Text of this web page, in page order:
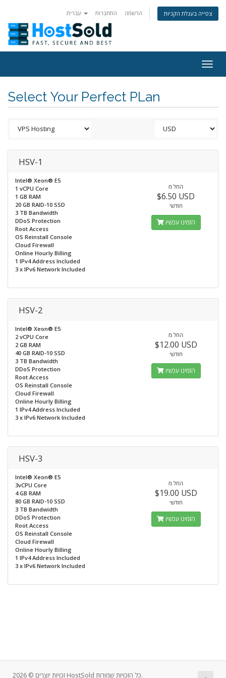
התחברות הרשמה צפייה בעגלת הקניות
Select Your Perfect PLan
HSV-1
Intel® Xeon® E5
1 vCPU Core
1 GB RAM
20 GB RAID-10 SSD
3 TB Bandwidth
DDoS Protection
Root Access
OS Reinstall Console
Cloud Firewall
Online Hourly Billing
1 IPv4 Address Included
3 x IPv6 Network Included
החל מ
$6.50 USD
חודשי
הזמינו עכשיו
HSV-2
Intel® Xeon® E5
2 vCPU Core
2 GB RAM
40 GB RAID-10 SSD
3 TB Bandwidth
DDoS Protection
Root Access
OS Reinstall Console
Cloud Firewall
Online Hourly Billing
1 IPv4 Address Included
3 x IPv6 Network Included
החל מ
$12.00 USD
חודשי
הזמינו עכשיו
HSV-3
Intel® Xeon® E5
3vCPU Core
4 GB RAM
80 GB RAID-10 SSD
3 TB Bandwidth
DDoS Protection
Root Access
OS Reinstall Console
Cloud Firewall
Online Hourly Billing
1 IPv4 Address Included
3 x IPv6 Network Included
החל מ
$19.00 USD
חודשי
הזמינו עכשיו
זכויות יוצרים © 2026 HostSold כל הזכויות שמורות.